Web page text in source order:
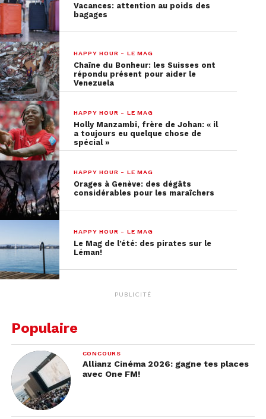
Vacances: attention au poids des
bagages
HAPPY HOUR - LE MAG
Chaîne du Bonheur: les Suisses ont
répondu présent pour aider le
Venezuela
HAPPY HOUR - LE MAG
Holly Manzambi, frère de Johan: « il
a toujours eu quelque chose de
spécial »
HAPPY HOUR - LE MAG
Orages à Genève: des dégâts
considérables pour les maraîchers
HAPPY HOUR - LE MAG
Le Mag de l’été: des pirates sur le
Léman!
PUBLICITÉ
Populaire
CONCOURS
Allianz Cinéma 2026: gagne tes places
avec One FM!